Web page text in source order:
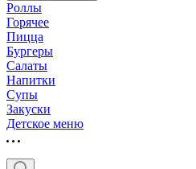
Роллы
Горячее
Пицца
Бургеры
Салаты
Напитки
Супы
Закуски
Детское меню